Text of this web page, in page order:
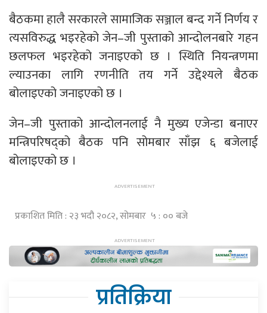
बैठकमा हालै सरकारले सामाजिक सञ्जाल बन्द गर्ने निर्णय र
त्यसविरुद्ध भइरहेको जेन–जी पुस्ताको आन्दोलनबारे गहन
छलफल भइरहेको जनाइएको छ । स्थिति नियन्त्रणमा
ल्याउनका लागि रणनीति तय गर्ने उद्देश्यले बैठक
बोलाइएको जनाइएको छ ।
जेन–जी पुस्ताको आन्दोलनलाई नै मुख्य एजेन्डा बनाएर
मन्त्रिपरिषद्को बैठक पनि सोमबार साँझ ६ बजेलाई
बोलाइएको छ ।
प्रकाशित मिति : २३ भदौ २०८२, सोमबार ५ : ०० बजे
प्रतिक्रिया